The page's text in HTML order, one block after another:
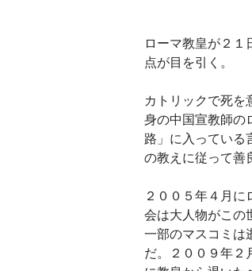
ローマ教皇が２１
点が目を引く。
カトリックで死を
身の中国宣教師の
路」に入っている
の教えに従って善
２００５年４月
会は大人物がこの
一部のマスコミは
だ。２００９年２